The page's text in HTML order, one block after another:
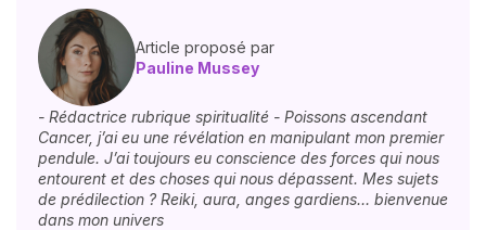
Article proposé par
Pauline Mussey
- Rédactrice rubrique spiritualité - Poissons ascendant
Cancer, j’ai eu une révélation en manipulant mon premier
pendule. J’ai toujours eu conscience des forces qui nous
entourent et des choses qui nous dépassent. Mes sujets
de prédilection ? Reiki, aura, anges gardiens… bienvenue
dans mon univers